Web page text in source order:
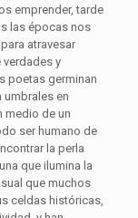
emprender, tarde
las épocas nos
atravesar
verdades y
poetas germinan
umbrales en
medio de un
ser humano de
la perla
que ilumina la
que muchos
celdas históricas,